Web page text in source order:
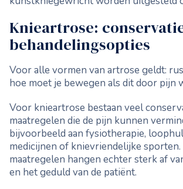
Knieartrose:
behandelingsopties
Voor alle vormen van artrose geldt:
hoe moet je bewegen als dit door pijn
Voor knieartrose bestaan veel
maatregelen die de pijn kunnen
bijvoorbeeld aan fysiotherapie,
medicijnen of knievriendelijke sporten.
maatregelen hangen echter sterk af
en het geduld van de patiënt.